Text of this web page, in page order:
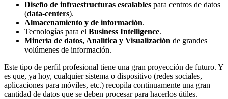
Diseño de infraestructuras escalables para centros de datos
(data-centers).
Almacenamiento y de información.
Tecnologías para el Business Intelligence.
Minería de datos, Analítica y Visualización de grandes
volúmenes de información.
Este tipo de perfil profesional tiene una gran proyección de futuro. Y
es que, ya hoy, cualquier sistema o dispositivo (redes sociales,
aplicaciones para móviles, etc.) recopila continuamente una gran
cantidad de datos que se deben procesar para hacerlos útiles.